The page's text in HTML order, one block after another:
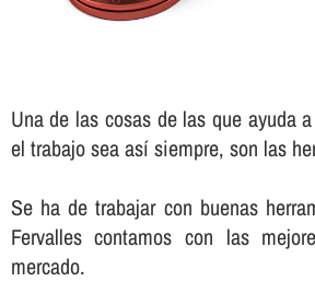
Una de las cosas de las que ayuda
el trabajo sea así­ siempre, son las
Se ha de trabajar con buenas
Fervalles contamos con las
mercado.